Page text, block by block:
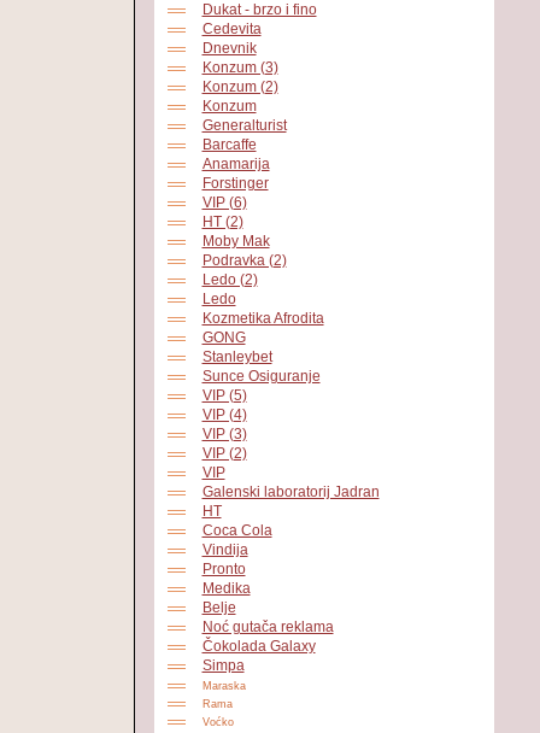
Dukat - brzo i fino
Cedevita
Dnevnik
Konzum (3)
Konzum (2)
Konzum
Generalturist
Barcaffe
Anamarija
Forstinger
VIP (6)
HT (2)
Moby Mak
Podravka (2)
Ledo (2)
Ledo
Kozmetika Afrodita
GONG
Stanleybet
Sunce Osiguranje
VIP (5)
VIP (4)
VIP (3)
VIP (2)
VIP
Galenski laboratorij Jadran
HT
Coca Cola
Vindija
Pronto
Medika
Belje
Noć gutača reklama
Čokolada Galaxy
Simpa
Maraska
Rama
Voćko